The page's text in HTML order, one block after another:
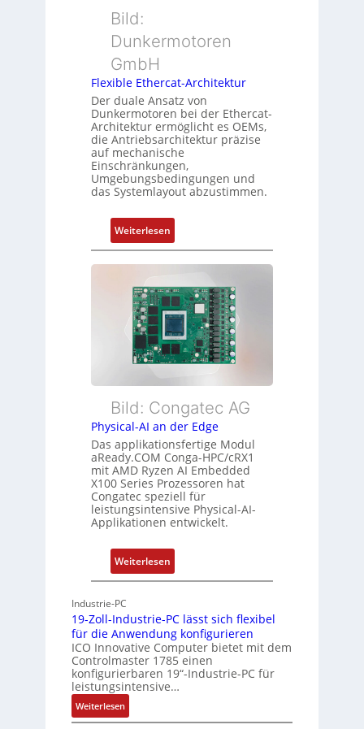
g
u
u
n
d
Z
u
s
t
d
b
e
r
w
a
u
n
g
y
s
o
r
g
t
f
ü
r
m
e
h
r
L
e
i
s
t
n
g
Bild:
Dunkermotoren
GmbH
Flexible Ethercat-Architektur
Der duale Ansatz von
Dunkermotoren bei der Ethercat-
Architektur ermöglicht es OEMs,
die Antriebsarchitektur präzise
auf mechanische
Einschränkungen,
Umgebungsbedingungen und
das Systemlayout abzustimmen.
Weiterlesen:
F
l
x
i
b
l
e
E
h
e
r
c
a
t
-
r
c
t
e
k
t
u
Bild: Congatec AG
Physical-AI an der Edge
Das applikationsfertige Modul
aReady.COM Conga-HPC/cRX1
mit AMD Ryzen AI Embedded
X100 Series Prozessoren hat
Congatec speziell für
leistungsintensive Physical-AI-
Applikationen entwickelt.
Weiterlesen:
P
s
i
c
a
Industrie-PC
19-Zoll-Industrie-PC lässt sich flexibel
für die Anwendung konfigurieren
ICO Innovative Computer bietet mit dem
Controlmaster 1785 einen
konfigurierbaren 19“-Industrie-PC für
leistungsintensive…
Weiterlesen:
1